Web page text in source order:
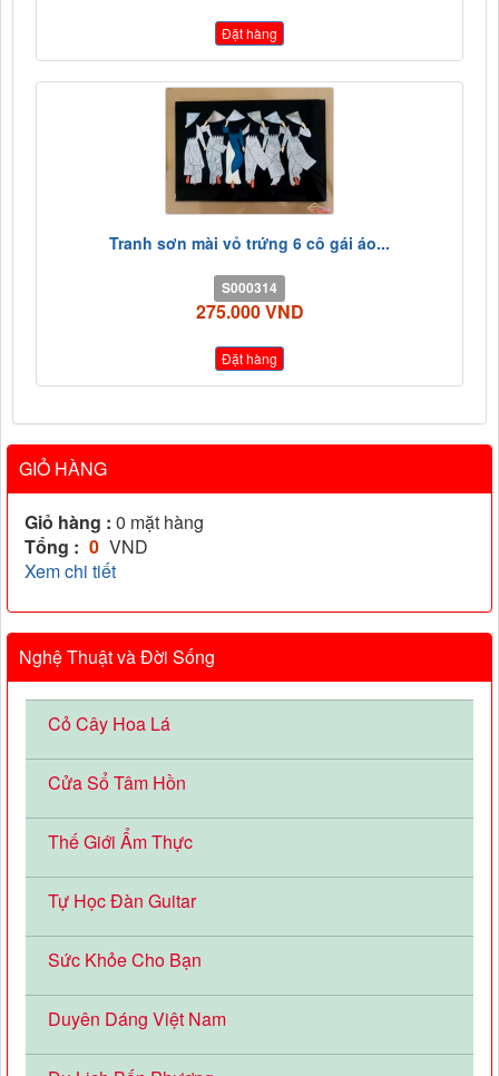
Đặt hàng
Tranh sơn mài vỏ trứng 6 cô gái áo...
S000314
275.000 VND
Đặt hàng
GIỎ HÀNG
Giỏ hàng : 0 mặt hàng
Tổng : 0 VND
Xem chi tiết
Nghệ Thuật và Đời Sống
Cỏ Cây Hoa Lá
Cửa Sổ Tâm Hồn
Thế Giới Ẩm Thực
Tự Học Đàn Guitar
Sức Khỏe Cho Bạn
Duyên Dáng Việt Nam